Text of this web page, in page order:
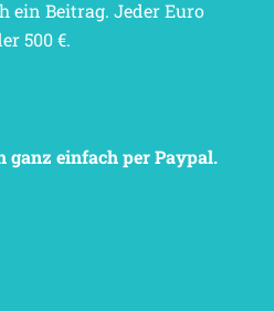
ein Beitrag. Jeder Euro
500 €.
ganz einfach per Paypal.